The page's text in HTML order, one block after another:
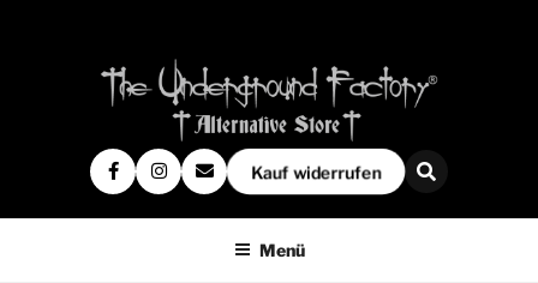
Kauf widerrufen
Menü